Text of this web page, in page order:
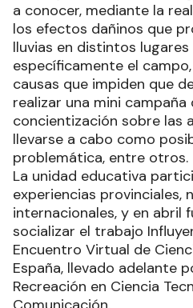
a conocer, mediante la
los efectos dañinos que
lluvias en distintos
específicamente el
causas que impiden que
realizar una mini
concientización sobre las
llevarse a cabo como
problemática, entre otros.
La unidad educativa
experiencias provinciales,
internacionales, y en abril
socializar el trabajo
Encuentro Virtual de
España, llevado adelante
Recreación en Ciencia